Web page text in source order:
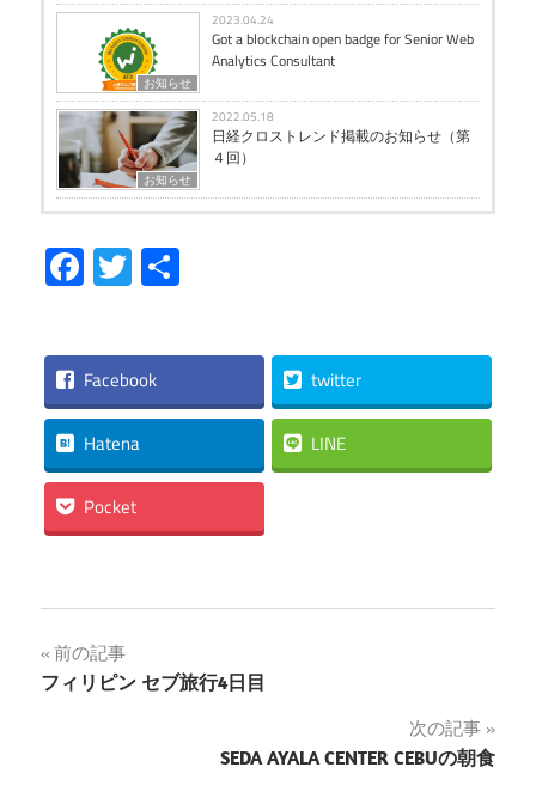
お知らせ
2023.04.24
Got a blockchain open badge for Senior Web
Analytics Consultant
お知らせ
2022.05.18
日経クロストレンド掲載のお知らせ（第
４回）
Facebook
Twitter
Facebook twitter
Hatena LINE
Pocket
投
稿
前の記事
フィリピン セブ旅行4日目
次の記事
SEDA AYALA CENTER CEBUの朝食